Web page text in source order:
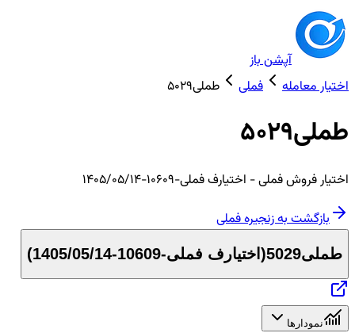
آپشن باز
اختیار معامله
فملی طملی5029
طملی5029
اختیارفروشفملی- اختیارف فملی-10609-1405/05/14
بازگشت به زنجیرهفملی
طملی5029 ( اختیارف فملی-10609-1405/05/14 )
نمودارها